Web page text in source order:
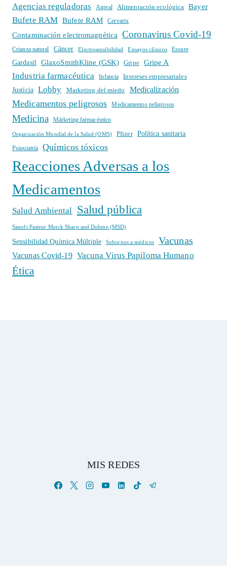
Agencias reguladoras
Agreal Alimentación ecológica Bayer
Bufete RAM Bufete RAM Cervarix
Contaminación electromagnética Coronavirus Covid-19
Crianza natural Cáncer Electrosensibilidad Ensayos clínicos Essure
Gardasil GlaxoSmithKline (GSK) Gripe Gripe A
Industria farmacéutica Infancia
Intereses empresariales
Justicia
Lobby Marketing del miedo Medicalización
Medicamentos peligrosos Medicamentos peligrosos
Medicina Márketing farmacéutico
Organización Mundial de la Salud (OMS) Pfizer Política sanitaria
Psiquiatría Químicos tóxicos
Reacciones Adversas a los
Medicamentos
Salud Ambiental Salud pública
Sanofi Pasteur Merck Sharp and Dohme (MSD)
Sensibilidad Química Múltiple Sobornos a médicos Vacunas
Vacunas Covid-19 Vacuna Virus Papiloma Humano
Ética
MIS REDES